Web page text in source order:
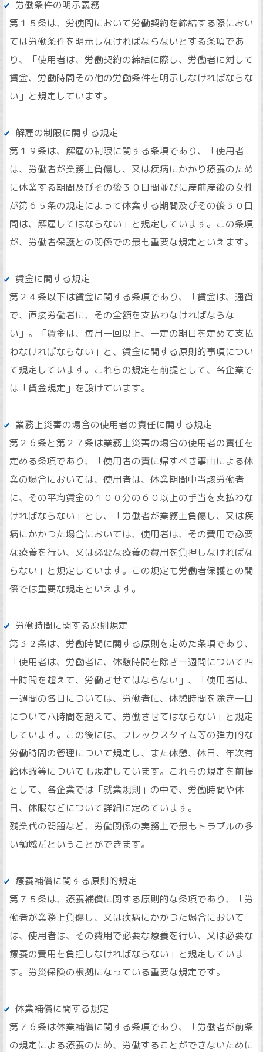
労働条件の明示義務
第１５条は、労使間において労働契約を締結する際におい
ては労働条件を明示しなければならないとする条項であ
り、「使用者は、労働契約の締結に際し、労働者に対して
賃金、労働時間その他の労働条件を明示しなければならな
い」と規定しています。
解雇の制限に関する規定
第１９条は、解雇の制限に関する条項であり、「使用者
は、労働者が業務上負傷し、又は疾病にかかり療養のため
に休業する期間及びその後３０日間並びに産前産後の女性
が第６５条の規定によって休業する期間及びその後３０日
間は、解雇してはならない」と規定しています。この条項
が、労働者保護との関係での最も重要な規定といえます。
賃金に関する規定
第２４条以下は賃金に関する条項であり、「賃金は、通貨
で、直接労働者に、その全額を支払わなければならな
い」。「賃金は、毎月一回以上、一定の期日を定めて支払
わなければならない」と、賃金に関する原則的事項につい
て規定しています。これらの規定を前提として、各企業で
は「賃金規定」を設けています。
業務上災害の場合の使用者の責任に関する規定
第２６条と第２７条は業務上災害の場合の使用者の責任を
定める条項であり、「使用者の責に帰すべき事由による休
業の場合においては、使用者は、休業期間中当該労働者
に、その平均賃金の１００分の６０以上の手当を支払わな
ければならない」とし、「労働者が業務上負傷し、又は疾
病にかかつた場合においては、使用者は、その費用で必要
な療養を行い、又は必要な療養の費用を負担しなければな
らない」と規定しています。この規定も労働者保護との関
係では重要な規定といえます。
労働時間に関する原則規定
第３２条は、労働時間に関する原則を定めた条項であり、
「使用者は、労働者に、休憩時間を除き一週間について四
十時間を超えて、労働させてはならない」、「使用者は、
一週間の各日については、労働者に、休憩時間を除き一日
について八時間を超えて、労働させてはならない」と規定
しています。この後には、フレックスタイム等の弾力的な
労働時間の管理について規定し、また休憩、休日、年次有
給休暇等についても規定しています。これらの規定を前提
として、各企業では「就業規則」の中で、労働時間や休
日、休暇などについて詳細に定めています。
残業代の問題など、労働関係の実務上で最もトラブルの多
い領域だということができます。
療養補償に関する原則的規定
第７５条は、療養補償に関する原則的な条項であり、「労
働者が業務上負傷し、又は疾病にかかつた場合において
は、使用者は、その費用で必要な療養を行い、又は必要な
療養の費用を負担しなければならない」と規定していま
す。労災保険の根拠になっている重要な規定です。
休業補償に関する規定
第７６条は休業補償に関する条項であり、「労働者が前条
の規定による療養のため、労働することができないために